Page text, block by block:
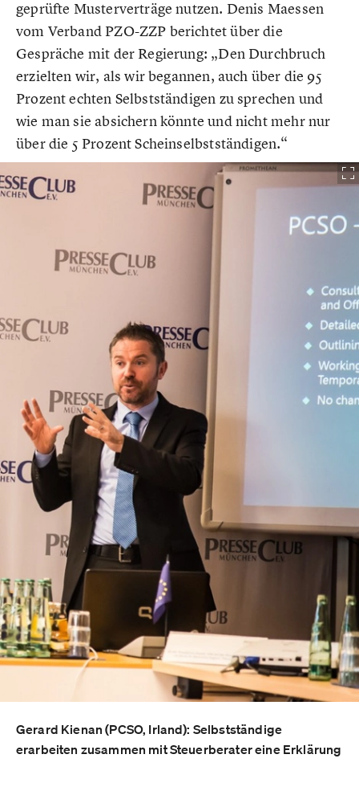
geprüfte Musterverträge nutzen. Denis Maessen
vom Verband PZO-ZZP berichtet über die
Gespräche mit der Regierung: „Den Durchbruch
erzielten wir, als wir begannen, auch über die 95
Prozent echten Selbstständigen zu sprechen und
wie man sie absichern könnte und nicht mehr nur
über die 5 Prozent Scheinselbstständigen.“
Gerard Kienan (PCSO, Irland): Selbstständige
erarbeiten zusammen mit Steuerberater eine Erklärung